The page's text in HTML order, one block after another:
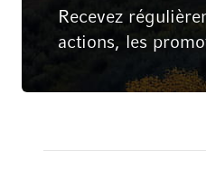
Recevez
actions, les